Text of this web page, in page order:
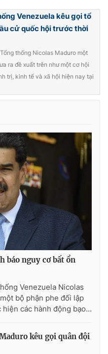
nếu không có sự chấp
VTV.vn khi phát hành lại
Venezuela kêu gọi tổ
cử quốc hội trước thời
thống Nicolas Maduro một
ra đề xuất trên như một cơ hội
trị, kinh tế và xã hội hiện nay tại
báo nguy cơ bất ổn
Venezuela Nicolas
bộ phận phe đối lập
các hành động bạo...
kêu gọi quân đội